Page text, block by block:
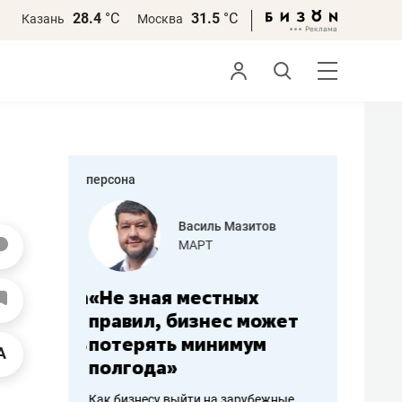
Казань 28.4 °С Москва 31.5 °С
персона
работа
Василь Мазитов
МАРТ
«Не зная местных
правил, бизнес может
потерять минимум
полгода»